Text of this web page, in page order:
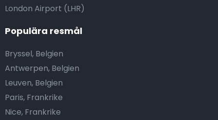
London Airport (LHR)
Populära resmål
Bryssel, Belgien
Antwerpen, Belgien
Leuven, Belgien
Paris, Frankrike
Nice, Frankrike